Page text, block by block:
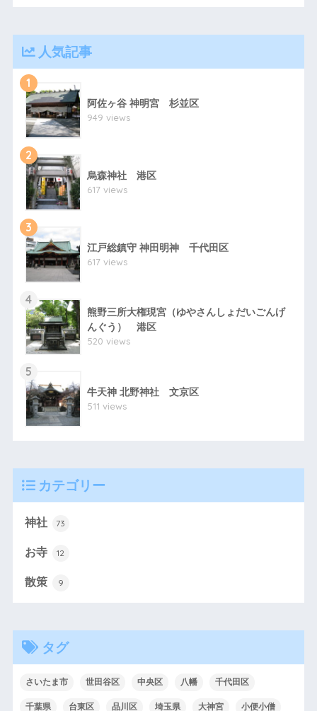
人気記事
1
阿佐ヶ谷 神明宮 杉並区
949 views
2
烏森神社 港区
617 views
3
江戸総鎮守 神田明神 千代田区
617 views
4
熊野三所大権現宮（ゆやさんしょだいごんげ
んぐう） 港区
520 views
5
牛天神 北野神社 文京区
511 views
カテゴリー
神社 73
お寺 12
散策 9
タグ
さいたま市 世田谷区 中央区 八幡 千代田区
千葉県 台東区 品川区 埼玉県 大神宮 小便小僧